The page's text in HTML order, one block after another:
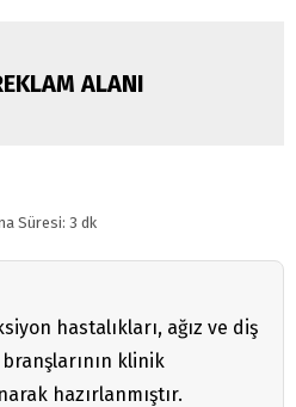
ALANI
Süresi: 3 dk
hastalıkları, ağız ve diş
branşlarının klinik
hazırlanmıştır.